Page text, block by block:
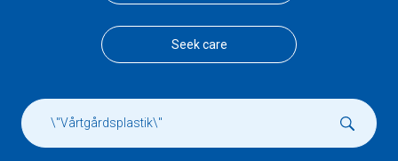
Seek care